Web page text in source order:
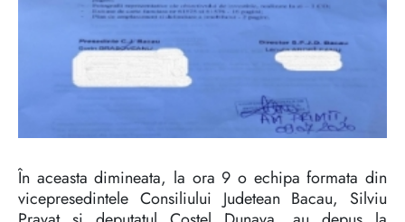
În aceasta dimineata, la ora 9 o echipa formata din
vicepresedintele Consiliului Judetean Bacau, Silviu